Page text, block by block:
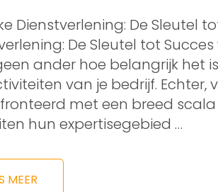
Dienstverlening: De Sleutel
De Sleutel tot
ander hoe belangrijk het
van je bedrijf. Echter,
met een breed
hun expertisegebied …
MEER